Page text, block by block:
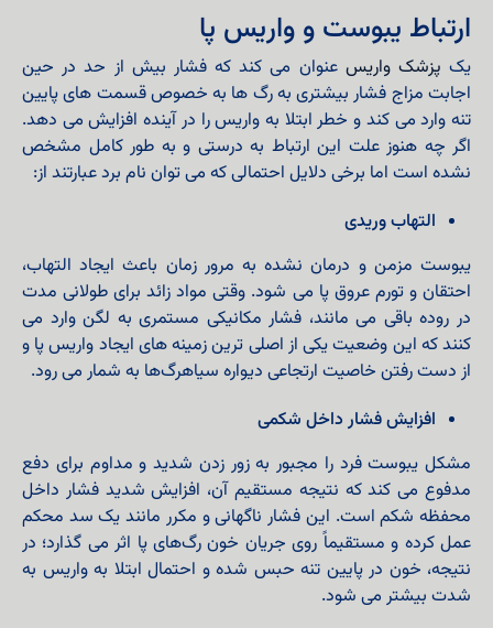
ارتباط یبوست و واریس پا
یک پزشک واریس عنوان می کند که فشار بیش از حد در حین
اجابت مزاج فشار بیشتری به رگ ها به خصوص قسمت های پایین
تنه وارد می کند و خطر ابتلا به واریس را در آینده افزایش می دهد.
اگر چه هنوز علت این ارتباط به درستی و به طور کامل مشخص
نشده است اما برخی دلایل احتمالی که می توان نام برد عبارتند از:
التهاب وریدی
یبوست مزمن و درمان‌ نشده به مرور زمان باعث ایجاد التهاب،
احتقان و تورم عروق پا می‌ شود. وقتی مواد زائد برای طولانی‌ مدت
در روده باقی می‌ مانند، فشار مکانیکی مستمری به لگن وارد می‌
کنند که این وضعیت یکی از اصلی‌ ترین زمینه‌ های ایجاد واریس پا و
از دست رفتن خاصیت ارتجاعی دیواره سیاهرگ‌ها به شمار می‌ رود.
افزایش فشار داخل شکمی
مشکل یبوست فرد را مجبور به زور زدن شدید و مداوم برای دفع
مدفوع می‌ کند که نتیجه‌ مستقیم آن، افزایش شدید فشار داخل
محفظه شکم است. این فشار ناگهانی و مکرر مانند یک سد محکم
عمل کرده و مستقیماً روی جریان خون رگ‌های پا اثر می‌ گذارد؛ در
نتیجه، خون در پایین‌ تنه حبس شده و احتمال ابتلا به واریس به
شدت بیشتر می‌ شود.